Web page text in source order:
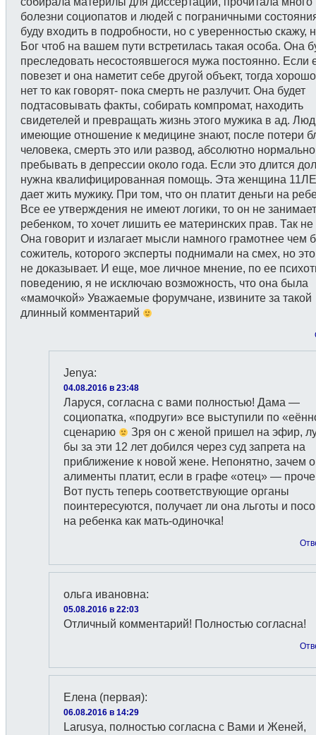
болезни социопатов и людей с пограничными
буду входить в подробности, но с уверенностью скажу,
Бог чтоб на вашем пути встретилась такая особа. Она
преследовать несостоявшегося мужа постоянно. Если
повезет и она наметит себе другой объект, тогда
нет то как говорят- пока смерть не разлучит. Она будет
подтасовывать факты, собирать компромат, находить
свидетелей и превращать жизнь этого мужика в ад.
имеющие отношение к медицине знают, после потери
человека, смерть это или развод, абсолютно нормально
пребывать в депрессии около года. Если это длится
нужна квалифицированная помощь. Эта женщина
дает жить мужику. При том, что он платит деньги на
Все ее утверждения не имеют логики, то он не
ребенком, то хочет лишить ее материнских прав. Так не
Она говорит и излагает мысли намного грамотнее чем
сожитель, которого эксперты поднимали на смех, но
не доказывает. И еще, мое личное мнение, по ее
поведению, я не исключаю возможность, что она была
«мамочкой» Уважаемые форумчане, извините за такой
длинный комментарий
Jenyа:
04.08.2016 в 23:48
Ларуся, согласна с вами полностью! Дама —
социопатка, «подруги» все выступили по
сценарию
Зря он с женой пришел на эфир,
бы за эти 12 лет добился через суд запрета на
приближение к новой жене. Непонятно, зачем
алименты платит, если в графе «отец» —
Вот пусть теперь соответствующие органы
поинтересуются, получает ли она льготы и
на ребенка как мать-одиночка!
ольга ивановна:
05.08.2016 в 22:03
Отличный комментарий! Полностью согласна!
Елена (первая):
06.08.2016 в 14:29
Larusya, полностью согласна с Вами и Женей,